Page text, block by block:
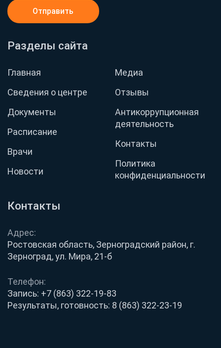
Контакты
Адрес:
Ростовская область, Зерноградский район, г.
Зерноград, ул. Мира, 21-б
Телефон:
Запись: +7 (863) 322-19-83
Результаты, готовность: 8 (863) 322-23-19
Разделы сайта
Главная
Сведения о центре
Документы
Расписание
Врачи
Новости
Медиа
Отзывы
Антикоррупционная
деятельность
Контакты
Политика
конфиденциальности
Отправить